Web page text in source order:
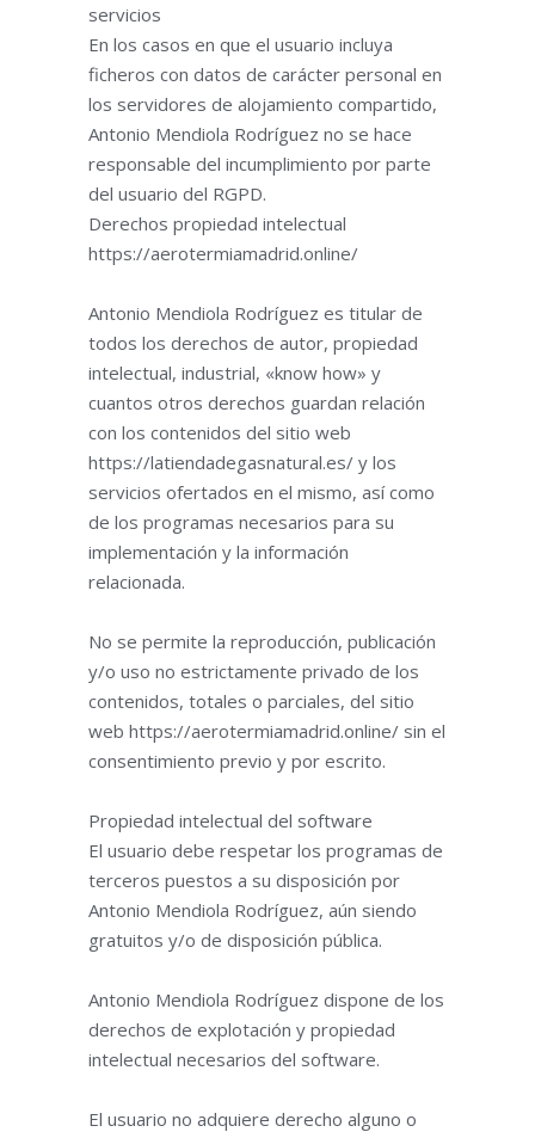
servicios
En los casos en que el usuario incluya
ficheros con datos de carácter personal en
los servidores de alojamiento compartido,
Antonio Mendiola Rodríguez no se hace
responsable del incumplimiento por parte
del usuario del RGPD.
Derechos propiedad intelectual
https://aerotermiamadrid.online/
Antonio Mendiola Rodríguez es titular de
todos los derechos de autor, propiedad
intelectual, industrial, «know how» y
cuantos otros derechos guardan relación
con los contenidos del sitio web
https://latiendadegasnatural.es/ y los
servicios ofertados en el mismo, así como
de los programas necesarios para su
implementación y la información
relacionada.
No se permite la reproducción, publicación
y/o uso no estrictamente privado de los
contenidos, totales o parciales, del sitio
web https://aerotermiamadrid.online/ sin el
consentimiento previo y por escrito.
Propiedad intelectual del software
El usuario debe respetar los programas de
terceros puestos a su disposición por
Antonio Mendiola Rodríguez, aún siendo
gratuitos y/o de disposición pública.
Antonio Mendiola Rodríguez dispone de los
derechos de explotación y propiedad
intelectual necesarios del software.
El usuario no adquiere derecho alguno o